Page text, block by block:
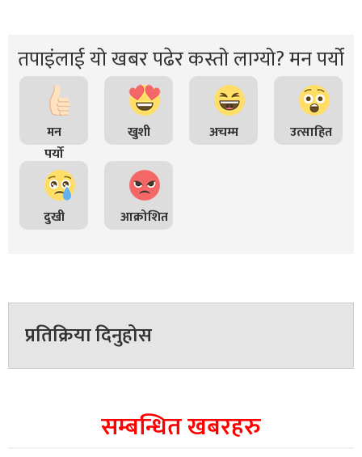
तपाइंलाई यो खबर पढेर कस्तो लाग्यो? मन पर्यो
मन
पर्यो
खुशी अचम्म उत्साहित
दुखी आक्रोशित
प्रतिक्रिया दिनुहोस
सम्बन्धित खबरहरु